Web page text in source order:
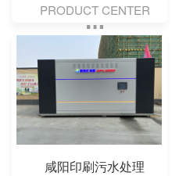
PRODUCT CENTER
咸阳印刷污水处理